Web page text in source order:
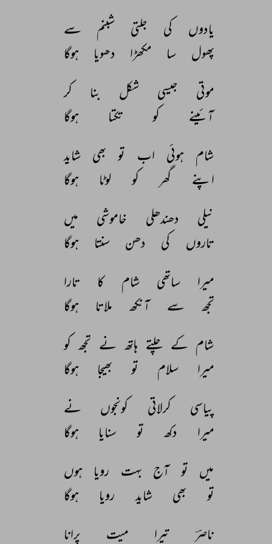
یادوں
کی جلتی شبنم
سے
پھول
سا مکھڑا دھویا
ہوگا
موتی
جیسی شکل بنا
کر
آئینے
کو تکتا
ہوگا
شام
ہوئی اب تو بھی
شاید
اپنے
گھر کو لوٹا
ہوگا
نیلی
دھندھلی خاموشی
میں
تاروں
کی دھن سنتا
ہوگا
میرا
ساتھی شام کا
تارا
تجھ
سے آنکھ ملاتا
ہوگا
شام کے چلتے ہاتھ نے تجھ کو
میرا
سلام تو بھیجا
ہوگا
پیاسی
کرلاتی کونجوں
نے
میرا
دکھ تو سنایا
ہوگا
میں
تو آج بہت رویا
ہوں
تو
بھی شاید رویا
ہوگا
ناصرؔ
تیرا میت
پرانا